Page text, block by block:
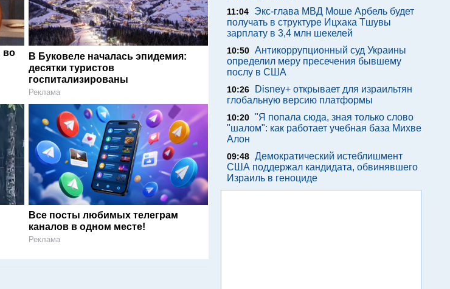
во
В Буковеле началась эпидемия:
десятки туристов
госпитализированы
Реклама
Все посты любимых телеграм
каналов в одном месте!
Реклама
11:04
Экс-глава МВД Моше Арбель будет
получать в структуре Ицхака Тшувы
зарплату в 3,4 млн шекелей
10:50 Антикоррупционный суд Украины
определил меру пресечения бывшему
послу в США
10:26
Disney+ открывает для израильтян
глобальную версию платформы
10:20 "Я попала сюда, зная только слово
"шалом": как работает учебная база Михве
Алон
09:48 Демократический истеблишмент
США поддержал кандидата, обвинявшего
Израиль в геноциде